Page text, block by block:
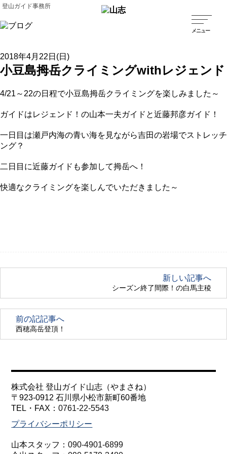
登山ガイド事務所
2018年4月22日(日)
小豆島拇岳クライミングwithレジェンド
4/21～22の日程で小豆島拇岳クライミングを楽しみました～
ガイドはレジェンド！の山本一夫ガイドと近藤邦彦ガイド！
一日目は瀬戸内海の青い海を見ながら吉田の岩場でストレッチ
ング？
二日目に近藤ガイドも参加して拇岳へ！
快適なクライミングを楽しんでいただきました～
新しい記事へ
シーズン終了間際！の白馬主稜
前の記記事へ
西穂高岳登頂！
株式会社 登山ガイド山志（やまさね）
〒923-0912 石川県小松市新町60番地
TEL・FAX：0761-22-5543
プライバシーポリシー
山本スタッフ：090-4901-6899